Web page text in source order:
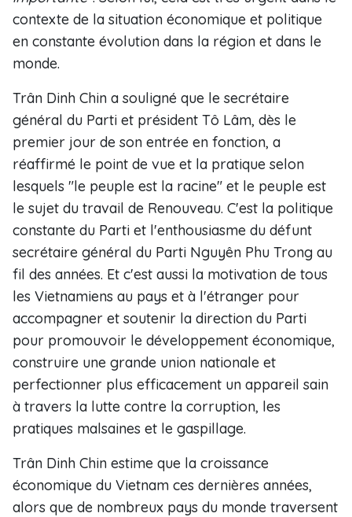
contexte de la situation économique et politique
en constante évolution dans la région et dans le
monde.
Trân Dinh Chin a souligné que le secrétaire
général du Parti et président Tô Lâm, dès le
premier jour de son entrée en fonction, a
réaffirmé le point de vue et la pratique selon
lesquels "le peuple est la racine" et le peuple est
le sujet du travail de Renouveau. C'est la politique
constante du Parti et l'enthousiasme du défunt
secrétaire général du Parti Nguyên Phu Trong au
fil des années. Et c'est aussi la motivation de tous
les Vietnamiens au pays et à l'étranger pour
accompagner et soutenir la direction du Parti
pour promouvoir le développement économique,
construire une grande union nationale et
perfectionner plus efficacement un appareil sain
à travers la lutte contre la corruption, les
pratiques malsaines et le gaspillage.
Trân Dinh Chin estime que la croissance
économique du Vietnam ces dernières années,
alors que de nombreux pays du monde traversent